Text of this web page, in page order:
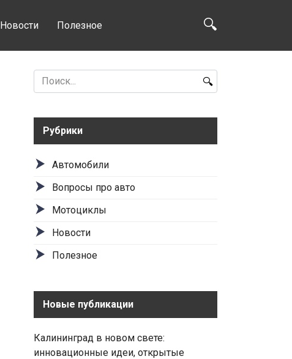
Новости Полезное
Search
for:
Рубрики
Автомобили
Вопросы про авто
Мотоциклы
Новости
Полезное
Новые публикации
Калининград в новом свете:
инновационные идеи, открытые